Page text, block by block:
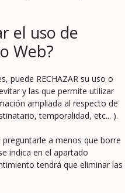
el uso de
Web?
puede RECHAZAR su uso o
y las que permite utilizar
ampliada al respecto de
temporalidad, etc... ).
a menos que borre
indica en el apartado
tendrá que eliminar las